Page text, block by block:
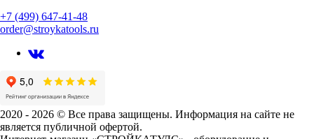
+7 (499) 647-41-48
order@stroykatools.ru
2020 - 2026 © Все права защищены. Информация на сайте не
является публичной офертой.